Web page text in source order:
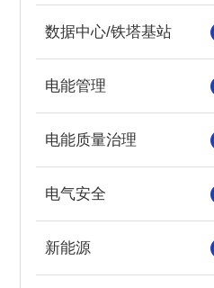
数据中心/铁塔基站
电能管理
电能质量治理
电气安全
新能源